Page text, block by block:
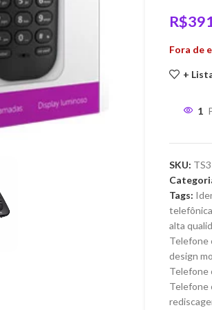
R$
Fora de
+
1
SKU:
Tags:
telefônica
alta
Telefone
design
Telefone
Telefone